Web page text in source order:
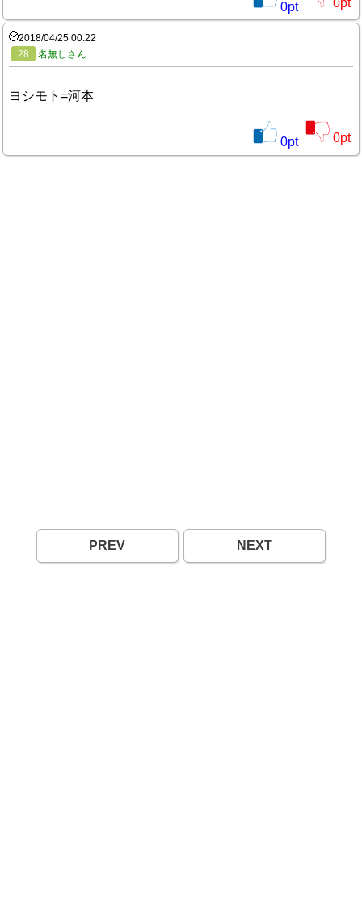
0pt 0pt
2018/04/25 00:22
28
名無しさん
ヨシモト=河本
0pt 0pt
PREV NEXT